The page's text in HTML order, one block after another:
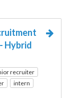
Hybrid
recruiter
intern